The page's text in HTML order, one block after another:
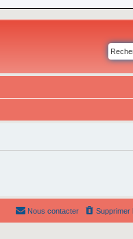
Supprimer
Nous contacter